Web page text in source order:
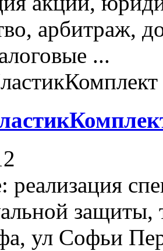
арбитраж,
...
реализация
защиты,
ул Софьи